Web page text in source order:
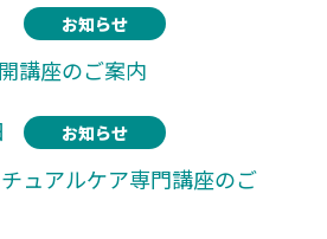
お知らせ
講座のご案内
お知らせ
ュアルケア専門講座のご